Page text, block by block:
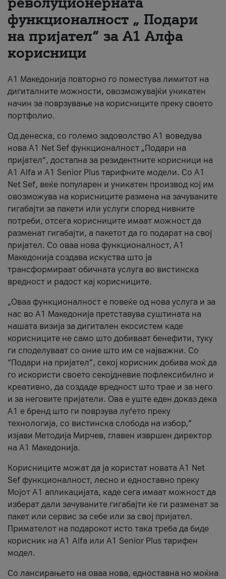
За нас
#ПодобарОнлајн
функционалност „ Подари
на пријател“ за А1 Алфа
корисници
А1 Македонија повторно го поместува лимитот на
дигиталните можности, овозможувајќи уникатен
начин за поврзување на корисниците преку своето
портфолио.
Од денеска, со големо задоволство А1 воведува
нова A1 Net Sef функционалност „Подари на
пријател“, достапна за резидентните корисници на
А1 Alfa и A1 Senior Plus тарифните модели. Со A1
Net Sef, веќе популарен и уникатен производ кој им
овозможува на корисниците размена на зачуваните
гигабајти за пакети или услуги според нивните
потреби, отсега корисниците имаат можност да
разменат гигабајти, а пакетот да го подарат на свој
пријател. Со оваа нова функционалност, А1
Македонија создава искуства што ја
трансформираат обичната услуга во вистинска
вредност и радост кај корисниците.
„Оваа функционалност е повеќе од нова услуга и за
нас во А1 Македонија претставува суштината на
нашата визија за дигитален екосистем каде
корисниците не само што добиваат бенефити, туку
ги споделуваат со оние што им се најважни. Со
“Подари на пријател”, секој корисник добива моќ да
го искористи своето секојдневие пофлексибилно и
креативно, да создаде вредност што трае и за него
и за неговите пријатели. Ова е уште еден доказ дека
А1 е бренд што ги поврзува луѓето преку
технологија, со вистинска слобода на избор,“
изјави Методија Мирчев, главен извршен директор
на А1 Македонија.
Корисниците можат да ја користат новата А1 Net
Sef функционалност, лесно и едноставно преку
Мојот А1 апликацијата, каде сега имаат можност да
изберат дали зачуваните гигабајти ќе ги разменат за
пакет или сервис за себе или за свој пријател.
Примателот на подарокот исто така треба да биде
корисник на А1 Alfa или A1 Senior Plus тарифен
модел.
Со лансирањето на оваа нова, едноставна но моќна